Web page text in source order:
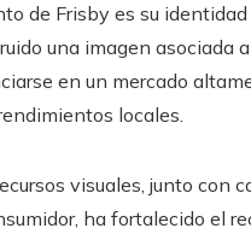
de Frisby es su
una imagen asociada
en un mercado
locales.
visuales, junto con
ha fortalecido el